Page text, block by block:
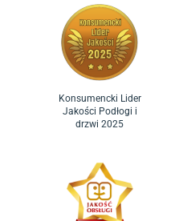
Konsumencki Lider
Jakości Podłogi i
drzwi 2025